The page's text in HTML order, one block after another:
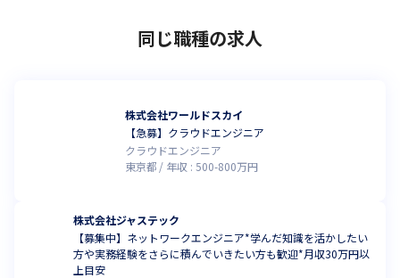
同じ職種の求人
株式会社ワールドスカイ
【急募】クラウドエンジニア
クラウドエンジニア
東京都
年収 : 500-800万円
株式会社ジャステック
【募集中】ネットワークエンジニア*学んだ知識を活かしたい
方や実務経験をさらに積んでいきたい方も歓迎*月収30万円以
上目安